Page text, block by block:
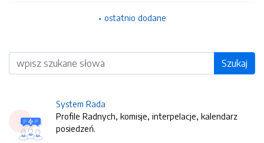
ostatnio dodane
Wyszukiwarka Szukaj
System Rada
Profile Radnych, komisje, interpelacje, kalendarz
posiedzeń.